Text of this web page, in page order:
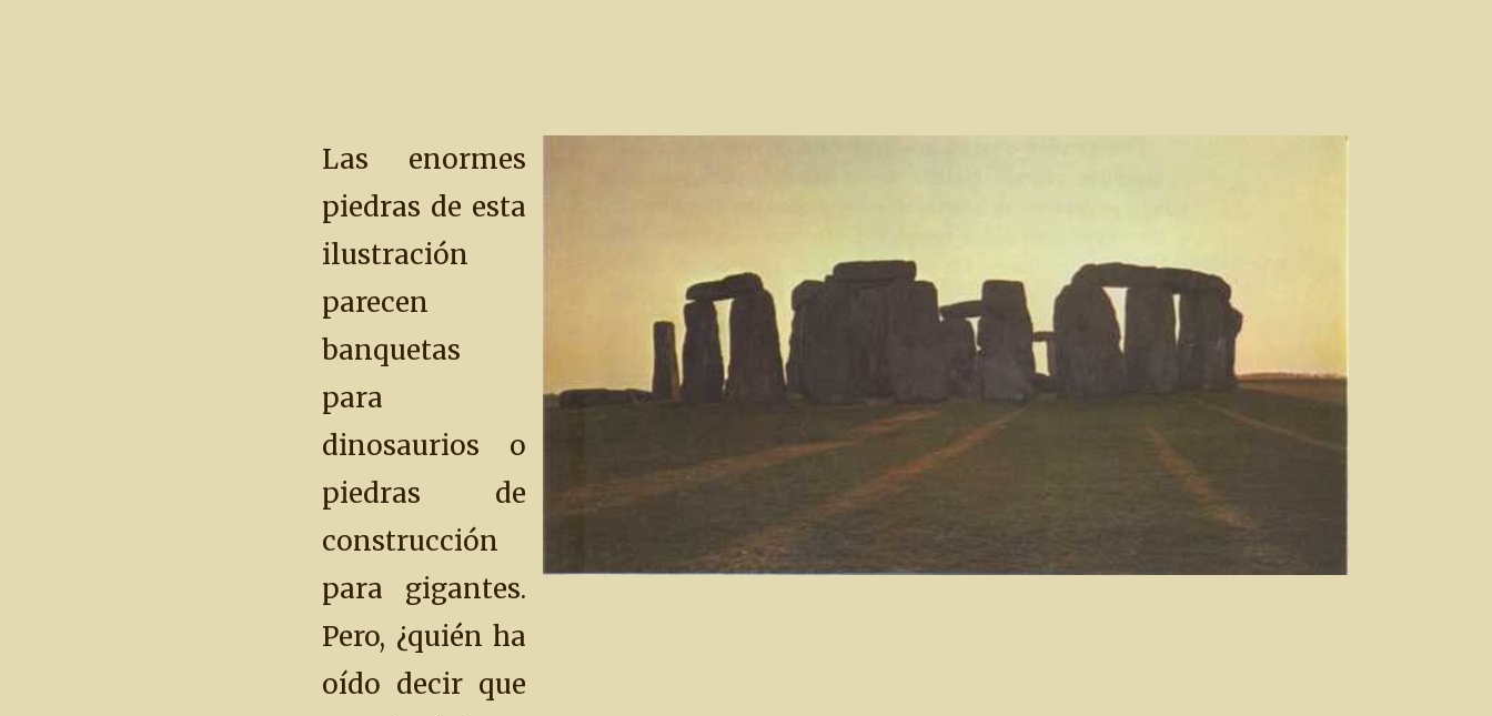
Las enormes
piedras de esta
ilustración
parecen
banquetas
para
dinosaurios o
piedras de
construcción
para gigantes.
Pero, ¿quién ha
oído decir que